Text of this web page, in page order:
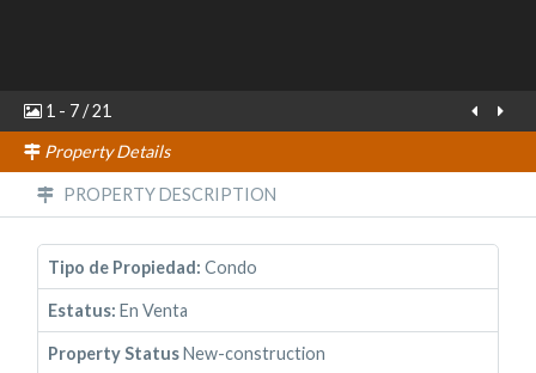
1 - 7/21
Property Details
PROPERTY DESCRIPTION
Tipo de Propiedad: Condo
Estatus: En Venta
Property StatusNew-construction